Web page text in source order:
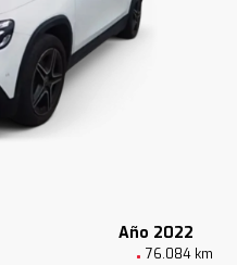
Año 2022
76.084 km